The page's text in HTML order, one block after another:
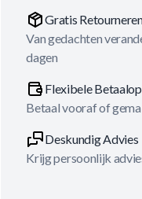
Gratis
Van gedachten
dagen
Flexibele
Betaal vooraf of
Deskundig Advies
Krijg persoonlijk